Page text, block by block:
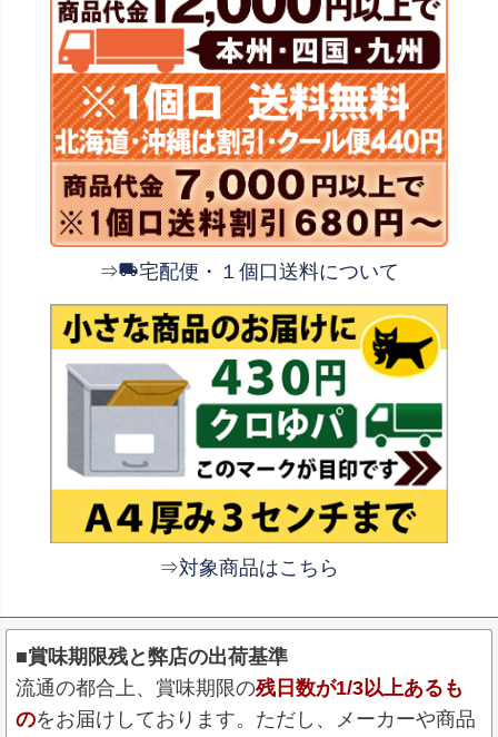
⇒ 宅配便・１個口送料について
⇒対象商品はこちら
■賞味期限残と弊店の出荷基準
流通の都合上、賞味期限の残日数が1/3以上あるも
のをお届けしております。ただし、メーカーや商品